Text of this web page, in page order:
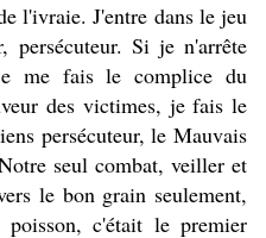
l'ivraie. J'entre dans le jeu
persécuteur. Si je n'arrête
me fais le complice du
des victimes, je fais le
persécuteur, le Mauvais
seul combat, veiller et
le bon grain seulement,
poisson, c'était le premier